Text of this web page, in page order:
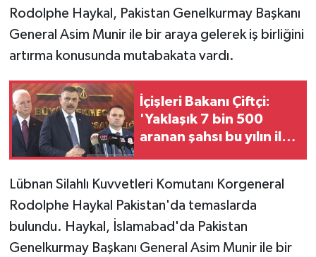
Rodolphe Haykal, Pakistan Genelkurmay Başkanı
General Asim Munir ile bir araya gelerek iş birliğini
artırma konusunda mutabakata vardı.
İçişleri Bakanı Çiftçi:
'Yaklaşık 7 bin 500
aranan şahsı bu yılın ilk
Lübnan Silahlı Kuvvetleri Komutanı Korgeneral
Rodolphe Haykal Pakistan'da temaslarda
bulundu. Haykal, İslamabad'da Pakistan
Genelkurmay Başkanı General Asim Munir ile bir